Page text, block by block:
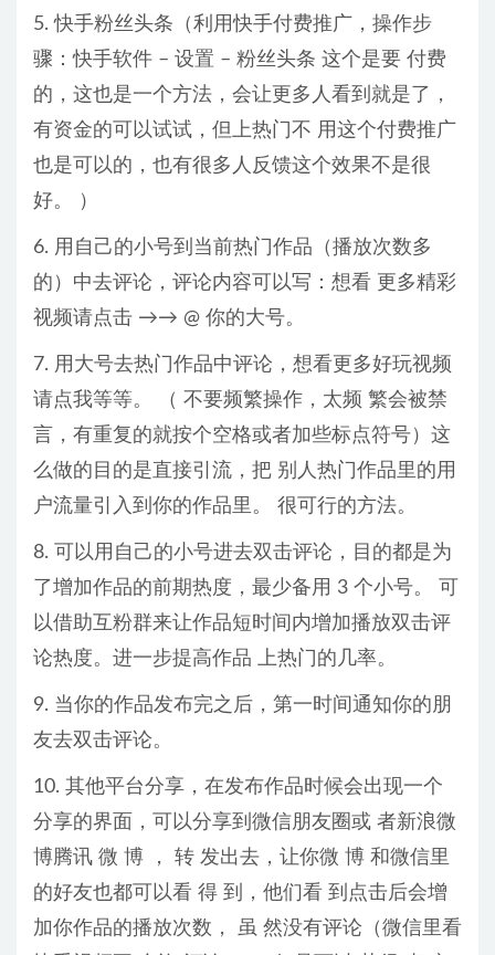
5. 快手粉丝头条（利用快手付费推广，操作步
骤：快手软件 – 设置 – 粉丝头条 这个是要 付费
的，这也是一个方法，会让更多人看到就是了，
有资金的可以试试，但上热门不 用这个付费推广
也是可以的，也有很多人反馈这个效果不是很
好。 ）
6. 用自己的小号到当前热门作品（播放次数多
的）中去评论，评论内容可以写：想看 更多精彩
视频请点击 →→ @ 你的大号。
7. 用大号去热门作品中评论，想看更多好玩视频
请点我等等。 （ 不要频繁操作，太频 繁会被禁
言，有重复的就按个空格或者加些标点符号）这
么做的目的是直接引流，把 别人热门作品里的用
户流量引入到你的作品里。 很可行的方法。
8. 可以用自己的小号进去双击评论，目的都是为
了增加作品的前期热度，最少备用 3 个小号。 可
以借助互粉群来让作品短时间内增加播放双击评
论热度。进一步提高作品 上热门的几率。
9. 当你的作品发布完之后，第一时间通知你的朋
友去双击评论。
10. 其他平台分享，在发布作品时候会出现一个
分享的界面，可以分享到微信朋友圈或 者新浪微
博腾讯 微 博 ， 转 发出去，让你微 博 和微信里
的好友也都可以看 得 到，他们看 到点击后会增
加你作品的播放次数， 虽 然没有评论（微信里看